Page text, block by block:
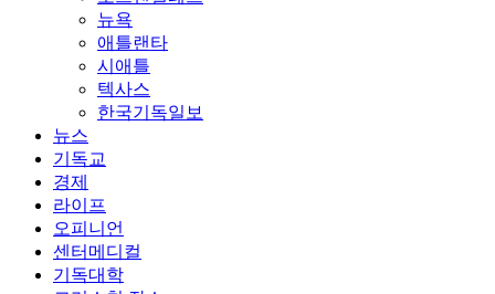
뉴욕
애틀랜타
시애틀
텍사스
한국기독일보
뉴스
기독교
경제
라이프
오피니언
센터메디컬
기독대학